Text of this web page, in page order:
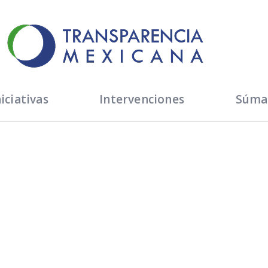
Intervenciones